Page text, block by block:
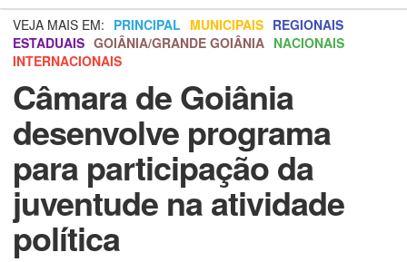
VEJA MAIS EM: PRINCIPAL MUNICIPAIS REGIONAIS
ESTADUAIS GOIÂNIA/GRANDE GOIÂNIA NACIONAIS
INTERNACIONAIS
Câmara de Goiânia
desenvolve programa
para participação da
juventude na atividade
política